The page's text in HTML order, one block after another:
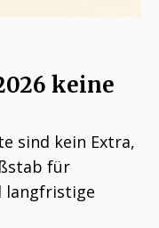
keine
sind kein Extra,
für
langfristige